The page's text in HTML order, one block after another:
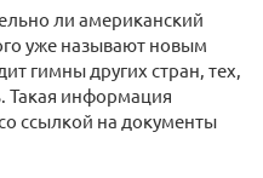
ли американский
уже называют новым
гимны других стран, тех,
Такая информация
ссылкой на документы